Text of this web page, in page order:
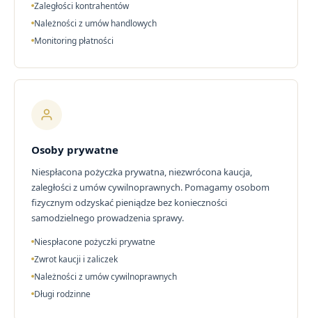
Zaległości kontrahentów
Należności z umów handlowych
Monitoring płatności
Osoby prywatne
Niespłacona pożyczka prywatna, niezwrócona kaucja,
zaległości z umów cywilnoprawnych. Pomagamy osobom
fizycznym odzyskać pieniądze bez konieczności
samodzielnego prowadzenia sprawy.
Niespłacone pożyczki prywatne
Zwrot kaucji i zaliczek
Należności z umów cywilnoprawnych
Długi rodzinne